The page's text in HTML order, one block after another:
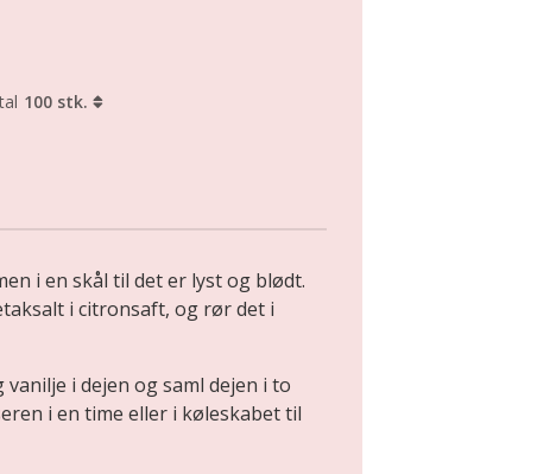
100 stk.
i en skål til det er lyst og blødt.
i citronsaft, og rør det i
i dejen og saml dejen i to
i en time eller i køleskabet til